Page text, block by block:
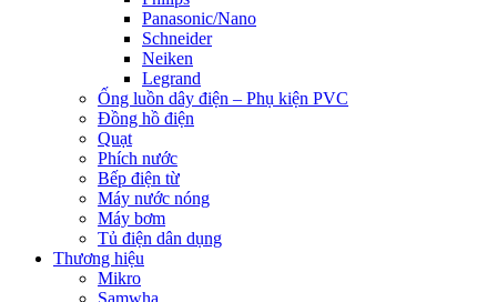
Panasonic/Nano
Schneider
Neiken
Legrand
Ống luồn dây điện – Phụ kiện PVC
Đồng hồ điện
Quạt
Phích nước
Bếp điện từ
Máy nước nóng
Máy bơm
Tủ điện dân dụng
Thương hiệu
Mikro
Samwha